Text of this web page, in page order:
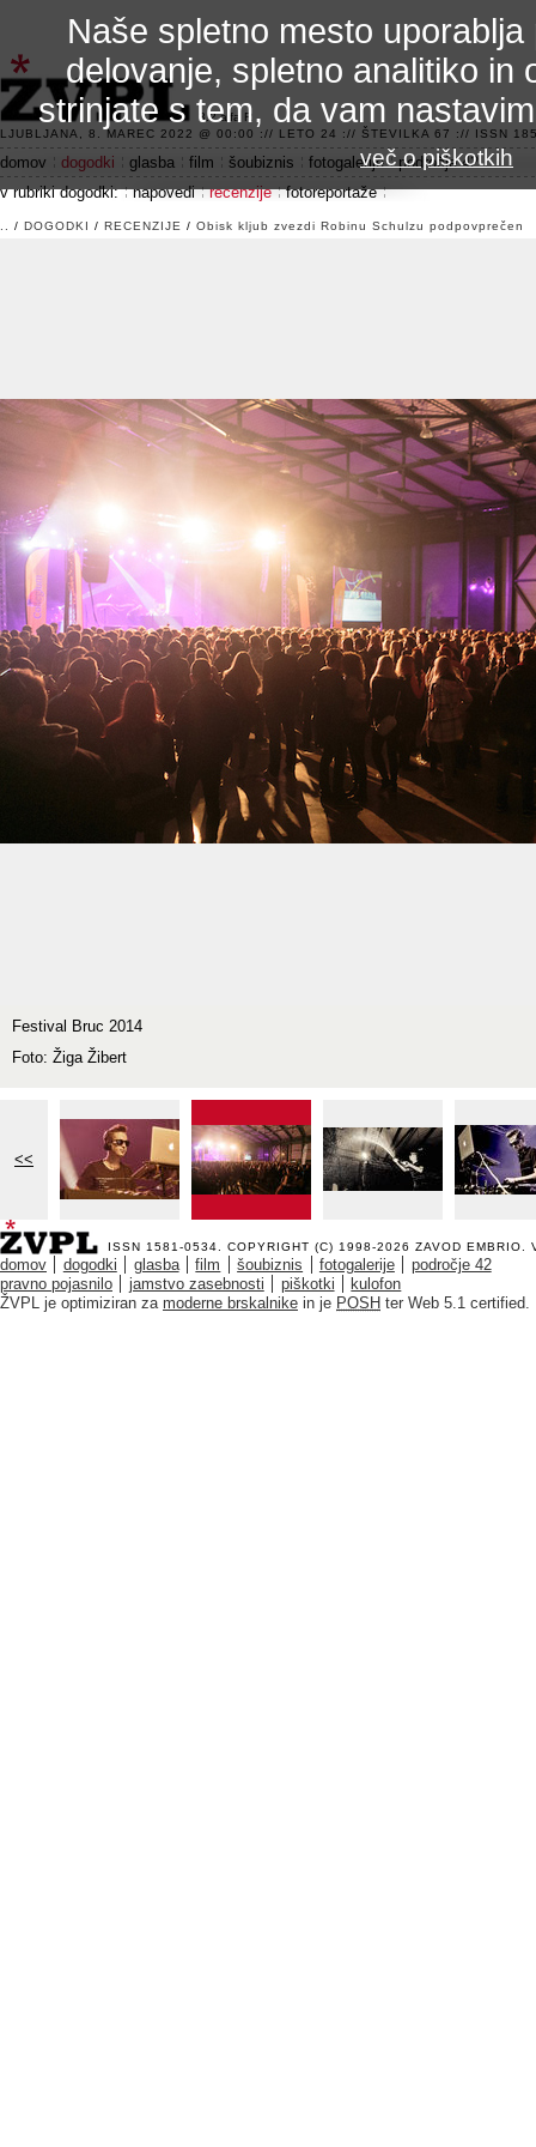
3.2 alfa R
LJUBLJANA, 8. MAREC 2022 @ 00:00 :// LETO 24 :// ŠTEVILKA 67 :// ISSN
domov dogodki glasba film šoubiznis fotogalerije
področje 42
v rubriki dogodki:
napovedi recenzije fotoreportaže
/ DOGODKI / RECENZIJE / Obisk kljub zvezdi Robinu Schulzu podpovprečen
Festival Bruc 2014
Foto: Žiga Žibert
<<
ISSN 1581-0534. COPYRIGHT (C) 1998-2026 ZAVOD EMBRIO .
domov dogodki glasba film šoubiznis fotogalerije
področje 42
pravno pojasnilo
jamstvo zasebnosti piškotki
kulofon
ŽVPL je optimiziran za moderne brskalnike in je POSH ter Web 5.1 certified.
Naše spletno mesto
delovanje, spletno analitiko in
strinjate s tem, da vam
več o piškotkih